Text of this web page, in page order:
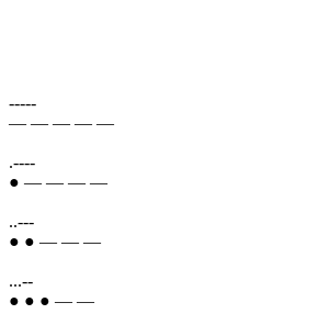
-----
— — — — —
.----
● — — — —
..---
● ● — — —
...--
● ● ● — —